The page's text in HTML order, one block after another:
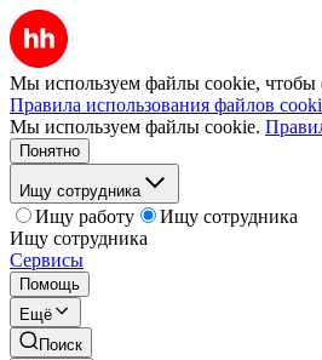
Мы используем файлы cookie, чтобы
Правила использования файлов
Мы используем файлы cookie.
Понятно
Ищу сотрудника
Ищу работу
Ищу сотрудника
Ищу сотрудника
Сервисы
Помощь
Ещё
Поиск